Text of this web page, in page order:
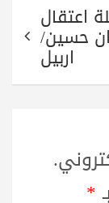
اعتقال
حسين/
اربيل
*